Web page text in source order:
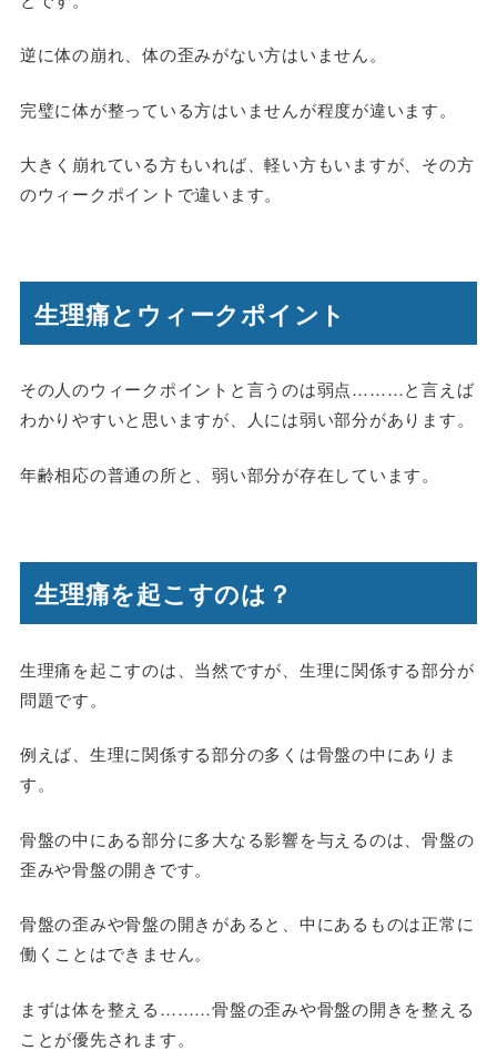
逆に体の崩れ、体の歪みがない方はいません。
完璧に体が整っている方はいませんが程度が違います。
大きく崩れている方もいれば、軽い方もいますが、その方
のウィークポイントで違います。
生理痛とウィークポイント
その人のウィークポイントと言うのは弱点………と言えば
わかりやすいと思いますが、人には弱い部分があります。
年齢相応の普通の所と、弱い部分が存在しています。
生理痛を起こすのは？
生理痛を起こすのは、当然ですが、生理に関係する部分が
問題です。
例えば、生理に関係する部分の多くは骨盤の中にありま
す。
骨盤の中にある部分に多大なる影響を与えるのは、骨盤の
歪みや骨盤の開きです。
骨盤の歪みや骨盤の開きがあると、中にあるものは正常に
働くことはできません。
まずは体を整える………骨盤の歪みや骨盤の開きを整える
ことが優先されます。